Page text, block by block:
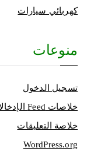
كهربائي سيارات
منوعات
تسجيل الدخول
خلاصات Feed الإدخالات
خلاصة التعليقات
WordPress.org